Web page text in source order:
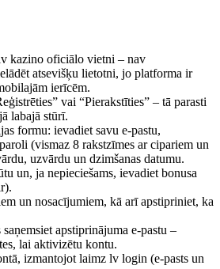
kazino oficiālo vietni – nav
atsevišķu lietotni, jo platforma ir
ierīcēm.
vai “Pierakstīties” – tā parasti
labajā stūrī.
formu: ievadiet savu e-pastu,
(vismaz 8 rakstzīmes ar cipariem un
uzvārdu un dzimšanas datumu.
un, ja nepieciešams, ievadiet bonusa
un nosacījumiem, kā arī apstipriniet, ka
apstiprinājuma e-pastu –
lai aktivizētu kontu.
izmantojot laimz lv login (e-pasts un